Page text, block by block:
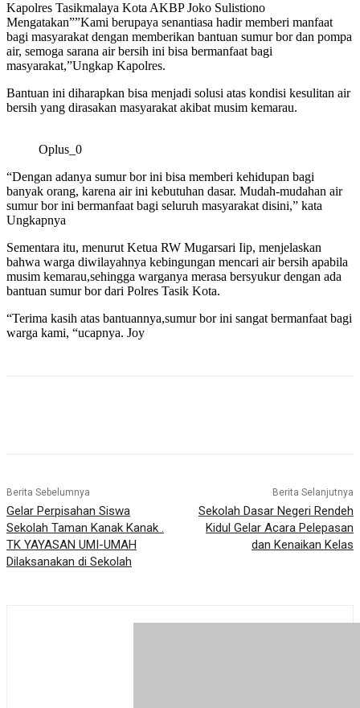
Kapolres Tasikmalaya Kota AKBP Joko Sulistiono
Mengatakan””Kami berupaya senantiasa hadir memberi manfaat
bagi masyarakat dengan memberikan bantuan sumur bor dan pompa
air, semoga sarana air bersih ini bisa bermanfaat bagi
masyarakat,”Ungkap Kapolres.
Bantuan ini diharapkan bisa menjadi solusi atas kondisi kesulitan air
bersih yang dirasakan masyarakat akibat musim kemarau.
Oplus_0
“Dengan adanya sumur bor ini bisa memberi kehidupan bagi
banyak orang, karena air ini kebutuhan dasar. Mudah-mudahan air
sumur bor ini bermanfaat bagi seluruh masyarakat disini,” kata
Ungkapnya
Sementara itu, menurut Ketua RW Mugarsari Iip, menjelaskan
bahwa warga diwilayahnya kebingungan mencari air bersih apabila
musim kemarau,sehingga warganya merasa bersyukur dengan ada
bantuan sumur bor dari Polres Tasik Kota.
“Terima kasih atas bantuannya,sumur bor ini sangat bermanfaat bagi
warga kami, “ucapnya. Joy
Berita Sebelumnya
Gelar Perpisahan Siswa
Sekolah Taman Kanak Kanak .
TK YAYASAN UMI-UMAH
Dilaksanakan di Sekolah
Berita Selanjutnya
Sekolah Dasar Negeri Rendeh
Kidul Gelar Acara Pelepasan
dan Kenaikan Kelas